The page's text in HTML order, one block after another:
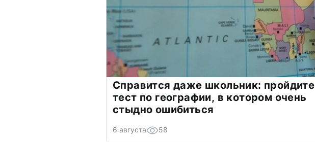
Справится даже школьник: пройдите
тест по географии, в котором очень
стыдно ошибиться
6 августа 58